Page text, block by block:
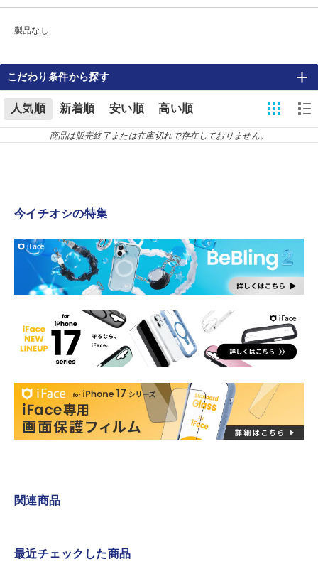
製品なし
こだわり条件から探す
人気順 新着順 安い順 高い順
商品は販売終了または在庫切れで存在しておりません。
今イチオシの特集
関連商品
最近チェックした商品